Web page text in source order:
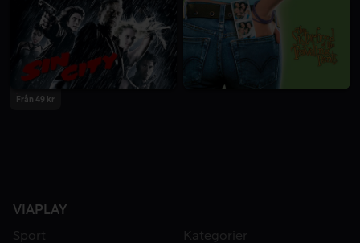
Från 49 kr
VIAPLAY
Sport
Kategorier